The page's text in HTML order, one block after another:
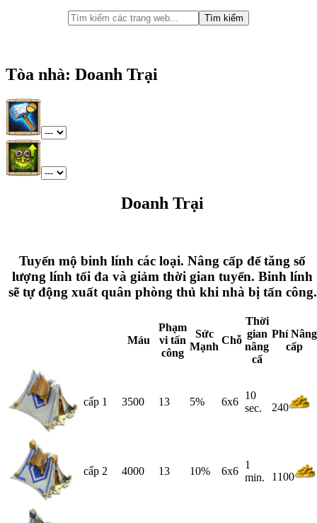
Tòa nhà: Doanh Trại
Doanh Trại
Tuyển mộ binh lính các loại. Nâng cấp để tăng số
lượng lính tối đa và giảm thời gian tuyển. Binh lính
sẽ tự động xuất quân phòng thủ khi nhà bị tấn công.
Máu
Phạm
vi tấn
công
Sức
Mạnh
Chỗ
Thời
gian
nâng
cấ
Phí Nâng
cấp
cấp 1 3500 13 5% 6x6
10
sec.
240
cấp 2 4000 13 10% 6x6
1
min.
1100